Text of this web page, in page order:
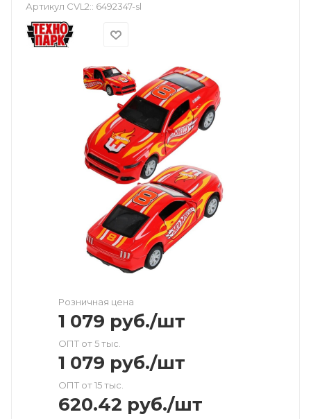
Артикул CVL2:: 6492347-sl
Розничная цена
1 079 руб./шт
ОПТ от 5 тыс.
1 079 руб./шт
ОПТ от 15 тыс.
620.42 руб./шт